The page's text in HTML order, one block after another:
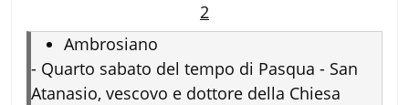
2
Ambrosiano
- Quarto sabato del tempo di Pasqua - San
Atanasio, vescovo e dottore della Chiesa